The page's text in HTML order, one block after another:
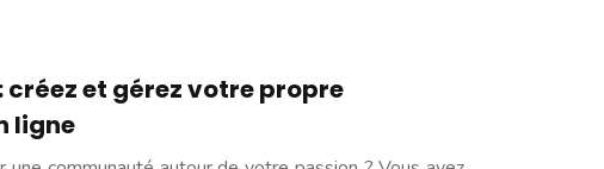
créez et gérez votre propre
ligne